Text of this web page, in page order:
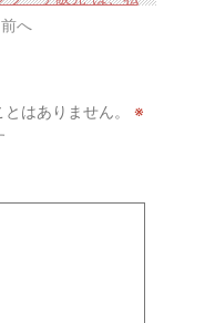
へ
はありません。
※